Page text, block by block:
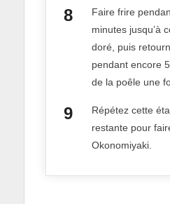
Faire frire
minutes jusqu’à
doré, puis
pendant encore
de la poêle une
Répétez cette
restante pour
Okonomiyaki.